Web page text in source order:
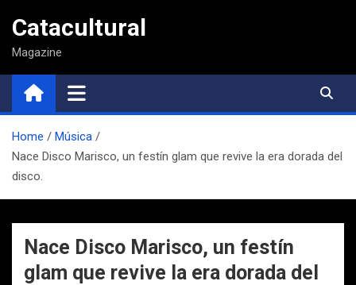
contenido
Catacultural
Magazine
Home
Música
Nace Disco Marisco, un festín glam que revive la era dorada del
disco.
Nace Disco Marisco, un festín
glam que revive la era dorada del